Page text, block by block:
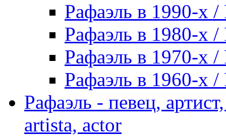
Рафаэль в 1990-х /
Рафаэль в 1980-х /
Рафаэль в 1970-х /
Рафаэль в 1960-х /
Рафаэль - певец,
artista, actor